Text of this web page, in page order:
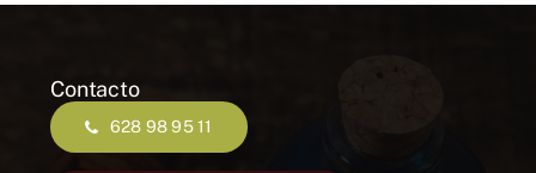
Contacto
628 98 95 11